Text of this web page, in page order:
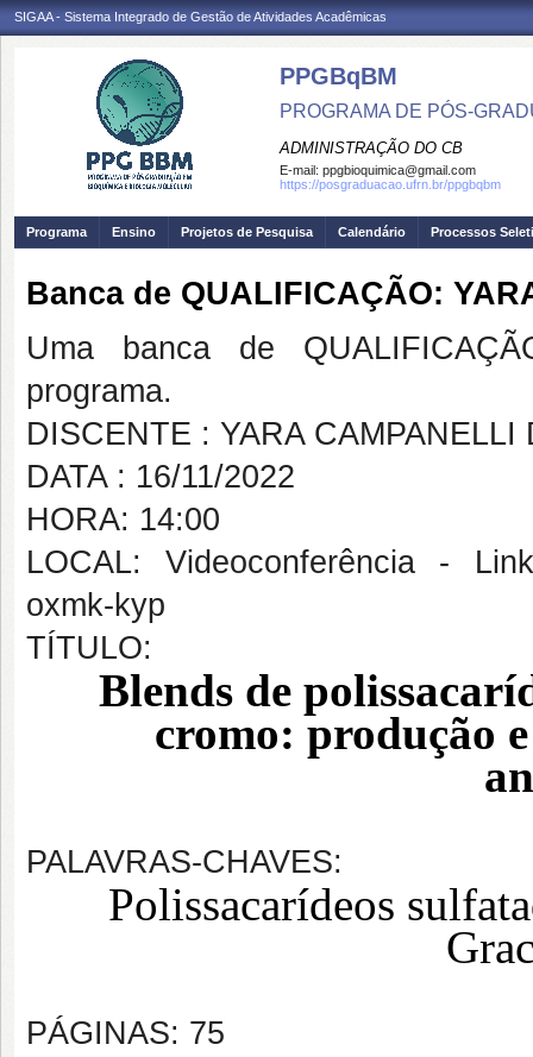
SIGAA - Sistema Integrado de Gestão de Atividades Acadêmicas
PPGBqBM
PROGRAMA DE PÓS-
ADMINISTRAÇÃO DO CB
E-mail: ppgbioquimica@gmail.com
https://posgraduacao.ufrn.br/ppgbqbm
Programa Ensino Projetos de Pesquisa Calendário Processos
Banca de QUALIFICAÇÃO:
Uma banca de
programa.
DISCENTE : YARA CAMPANELLI
DATA : 16/11/2022
HORA: 14:00
LOCAL: Videoconferência -
oxmk-kyp
TÍTULO:
Blends de
cromo: produção
PALAVRAS-CHAVES:
Polissacarídeos
PÁGINAS: 75